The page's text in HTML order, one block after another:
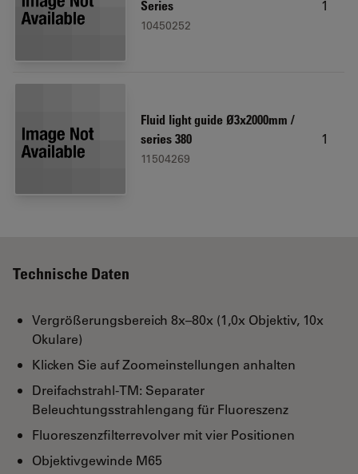
Series
10450252
1
Fluid light guide Ø3x2000mm /
series 380
11504269
1
Technische Daten
Vergrößerungsbereich 8x–80x (1,0x Objektiv, 10x
Okulare)
Klicken Sie auf Zoomeinstellungen anhalten
Dreifachstrahl-TM: Separater
Beleuchtungsstrahlengang für Fluoreszenz
Fluoreszenzfilterrevolver mit vier Positionen
Objektivgewinde M65